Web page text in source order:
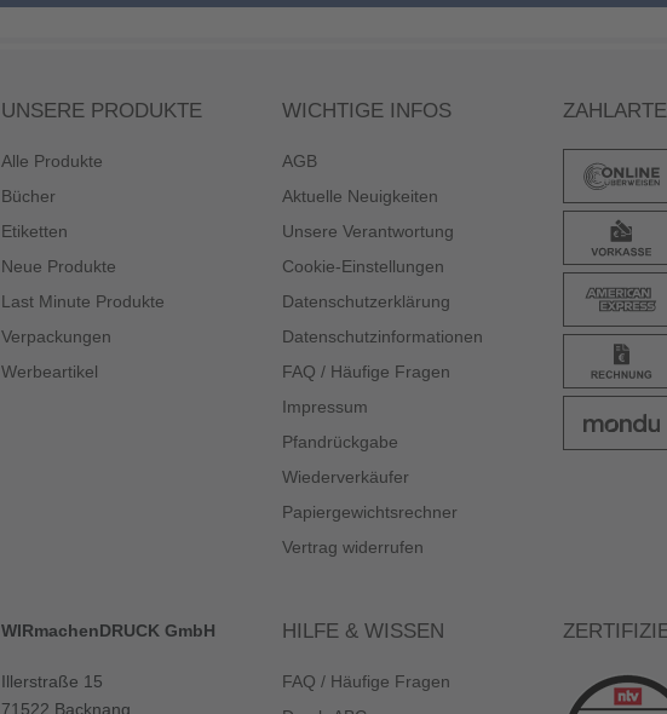
UNSERE PRODUKTE
Alle Produkte
Bücher
Etiketten
Neue Produkte
Last Minute Produkte
Verpackungen
Werbeartikel
WICHTIGE INFOS
AGB
Aktuelle Neuigkeiten
Unsere Verantwortung
Cookie-Einstellungen
Datenschutzerklärung
Datenschutzinformationen
FAQ / Häufige Fragen
Impressum
Pfandrückgabe
Wiederverkäufer
Papiergewichtsrechner
Vertrag widerrufen
WIRmachenDRUCK GmbH
Illerstraße 15
71522 Backnang
HILFE & WISSEN
FAQ / Häufige Fragen